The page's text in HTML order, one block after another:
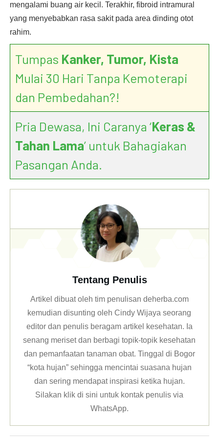
mengalami buang air kecil. Terakhir, fibroid intramural
yang menyebabkan rasa sakit pada area dinding otot
rahim.
Tumpas Kanker, Tumor, Kista
Mulai 30 Hari Tanpa Kemoterapi
dan Pembedahan?!
Pria Dewasa, Ini Caranya ‘Keras &
Tahan Lama’ untuk Bahagiakan
Pasangan Anda.
Tentang Penulis
Artikel dibuat oleh tim penulisan deherba.com
kemudian disunting oleh Cindy Wijaya seorang
editor dan penulis beragam artikel kesehatan. Ia
senang meriset dan berbagi topik-topik kesehatan
dan pemanfaatan tanaman obat. Tinggal di Bogor
“kota hujan” sehingga mencintai suasana hujan
dan sering mendapat inspirasi ketika hujan.
Silakan klikdi sini untuk kontak penulis via
WhatsApp.